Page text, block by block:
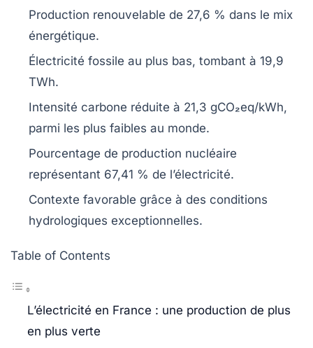
Production renouvelable de 27,6 % dans le mix
énergétique.
Électricité fossile au plus bas, tombant à 19,9
TWh.
Intensité carbone réduite à 21,3 gCO₂eq/kWh,
parmi les plus faibles au monde.
Pourcentage de production nucléaire
représentant 67,41 % de l’électricité.
Contexte favorable grâce à des conditions
hydrologiques exceptionnelles.
Table of Contents
L’électricité en France : une production de plus
en plus verte